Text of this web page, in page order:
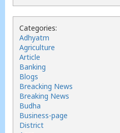
Categories:
Adhyatm
Agriculture
Article
Banking
Blogs
Breacking News
Breaking News
Budha
Business-page
District